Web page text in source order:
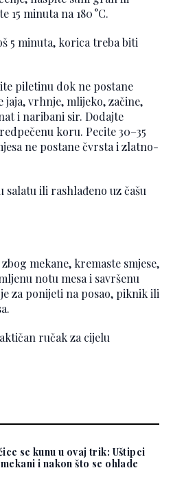
15 minuta na 180 °C.
5 minuta, korica treba biti
piletinu dok ne postane
jaja, vrhnje, mlijeko, začine,
i naribani sir. Dodajte
koru. Pecite 30–35
ne postane čvrsta i zlatno-
salatu ili rashlađeno uz čašu
mekane, kremaste smjese,
notu mesa i savršenu
za ponijeti na posao, piknik ili
ručak za cijelu
se kunu u ovaj trik: Uštipci
i nakon što se ohlade